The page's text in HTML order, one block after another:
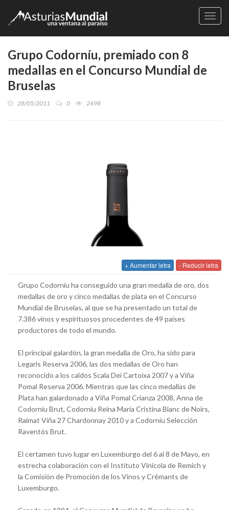
Grupo Codorníu, premiado con 8
medallas en el Concurso Mundial de
Bruselas
28/05/2011 0 2498
+ Aumentar letra - Reducir letra
Grupo Codorníu ha conseguido una gran medalla de oro, dos
medallas de oro y cinco medallas de plata en el Concurso
Mundial de Bruselas, al que se ha presentado un total de
7.386 vinos y espirituosos procedentes de 49 países
productores de todo el mundo.
El principal galardón, la gran medalla de Oro, ha sido para
Legaris Reserva 2006, las dos medallas de Oro han
reconocido a los caldos Scala Dei Cartoixa 2007 y a Viña
Pomal Reserva 2006. Mientras que las cinco medallas de
Plata han galardonado a Viña Pomal Crianza 2008, Anna de
Codorníu Brut, Codorníu Reina María Cristina Blanc de Noirs,
Raimat Viña 27 Chardonnay 2010 y a Codorníu Selección
Raventós Brut.
El certamen tuvo lugar en Luxemburgo del 6 al 8 de Mayo, en
estrecha colaboración con el Instituto Vinícola de Remich y
la Comisión de Promoción de los Vinos y Crémants de
Luxemburgo.